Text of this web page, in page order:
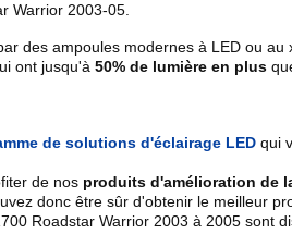
Warrior 2003-05.
des ampoules modernes à LED ou
ont jusqu'à 50% de lumière en plus
de solutions d'éclairage LED qui
de nos produits d'amélioration de
donc être sûr d'obtenir le meilleur
Roadstar Warrior 2003 à 2005 sont